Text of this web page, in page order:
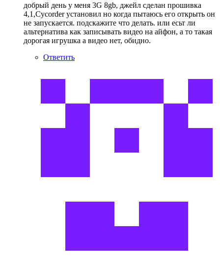
добрый день у меня 3G 8gb, джейл сделан прошивка
4,1,Cycorder установил но когда пытаюсь его открыть он
не запускается. подскажите что делать. или есьт ли
альтернатива как записывать видео на айфон, а то такая
дорогая игрушка а видео нет, обидно.
Ответить